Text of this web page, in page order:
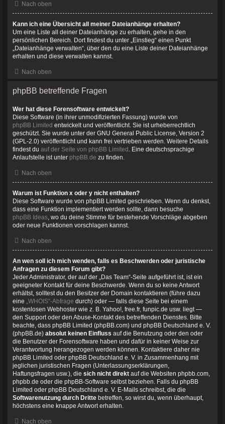
Nach oben
Kann ich eine Übersicht all meiner Dateianhänge erhalten?
Um eine Liste all deiner Dateianhänge zu erhalten, gehe in den
persönlichen Bereich. Dort findest du unter „Einstieg“ einen Punkt
„Dateianhänge verwalten“, über den du eine Liste deiner Dateianhänge
erhalten und diese verwalten kannst.
Nach oben
phpBB betreffende Fragen
Wer hat diese Forensoftware entwickelt?
Diese Software (in ihrer unmodifizierten Fassung) wurde von
phpBB Limited entwickelt und veröffentlicht. Sie ist urheberrechtlich
geschützt. Sie wurde unter der GNU General Public License, Version 2
(GPL-2.0) veröffentlicht und kann frei vertrieben werden. Weitere Details
findest du auf der Seite von phpBB Limited . Eine deutschsprachige
Anlaufstelle ist unter phpBB.de zu finden.
Nach oben
Warum ist Funktion x oder y nicht enthalten?
Diese Software wurde von phpBB Limited geschrieben. Wenn du denkst,
dass eine Funktion implementiert werden sollte, dann besuche
phpBB Ideas, wo du deine Stimme für bestehende Vorschläge abgeben
oder neue Funktionen vorschlagen kannst.
Nach oben
An wen soll ich mich wenden, falls es Beschwerden oder juristische
Anfragen zu diesem Forum gibt?
Jeder Administrator, der auf der „Das Team“-Seite aufgeführt ist, ist ein
geeigneter Kontakt für deine Beschwerde. Wenn du so keine Antwort
erhältst, solltest du den Besitzer der Domain kontaktieren (führe dazu
eine „WHOIS“-Abfrage durch) oder — falls diese Seite bei einem
kostenlosen Webhoster wie z. B. Yahoo!, free.fr, funpic.de usw. liegt —
den Support oder den Abuse-Kontakt des betreffenden Dienstes. Bitte
beachte, dass phpBB Limited (phpBB.com) und phpBB Deutschland e. V.
(phpBB.de) absolut keinen Einfluss auf die Benutzung oder den oder
die Benutzer der Forensoftware haben und dafür in keiner Weise zur
Verantwortung herangezogen werden können. Kontaktiere daher nie
phpBB Limited oder phpBB Deutschland e. V. in Zusammenhang mit
jeglichen juristischen Fragen (Unterlassungserklärungen,
Haftungsfragen usw.), die sich nicht direkt auf die Websiten phpbb.com,
phpbb.de oder die phpBB-Software selbst beziehen. Falls du phpBB
Limited oder phpBB Deutschland e. V. E-Mails schreibst, die die
Softwarenutzung durch Dritte betreffen, so wirst du, wenn überhaupt,
höchstens eine knappe Antwort erhalten.
Nach oben